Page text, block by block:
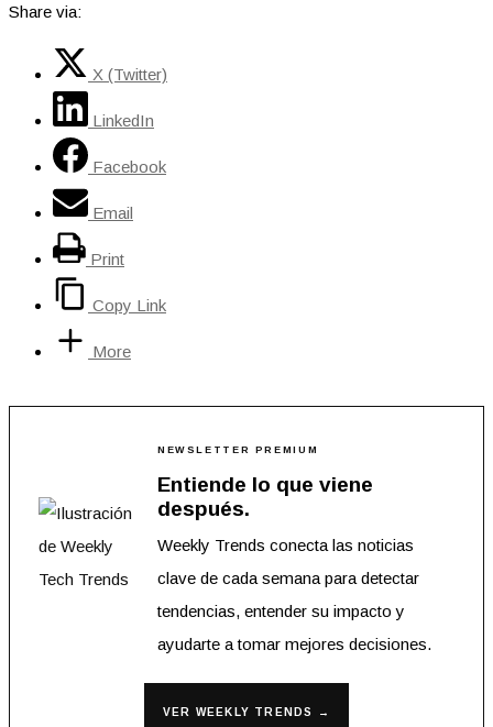
Share via:
X (Twitter)
LinkedIn
Facebook
Email
Print
Copy Link
More
NEWSLETTER PREMIUM
Entiende lo que viene
después.
Weekly Trends conecta las noticias
clave de cada semana para detectar
tendencias, entender su impacto y
ayudarte a tomar mejores decisiones.
VER WEEKLY TRENDS →